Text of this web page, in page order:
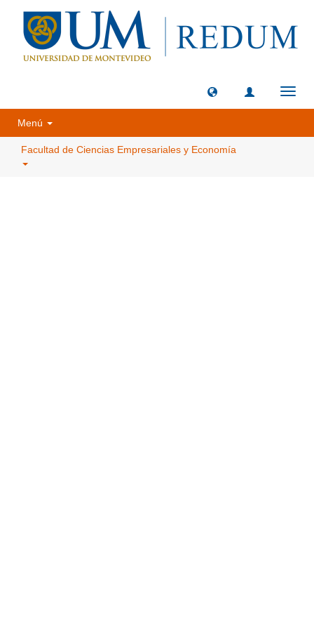
Menú
Facultad de Ciencias Empresariales y Economía